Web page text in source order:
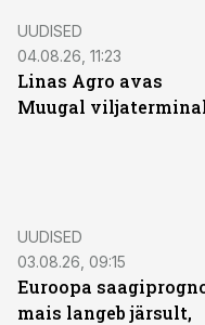
UUDISED
04.08.26, 11:23
Linas Agro avas
Muugal
UUDISED
03.08.26, 09:15
Euroopa
mais langeb järsult,